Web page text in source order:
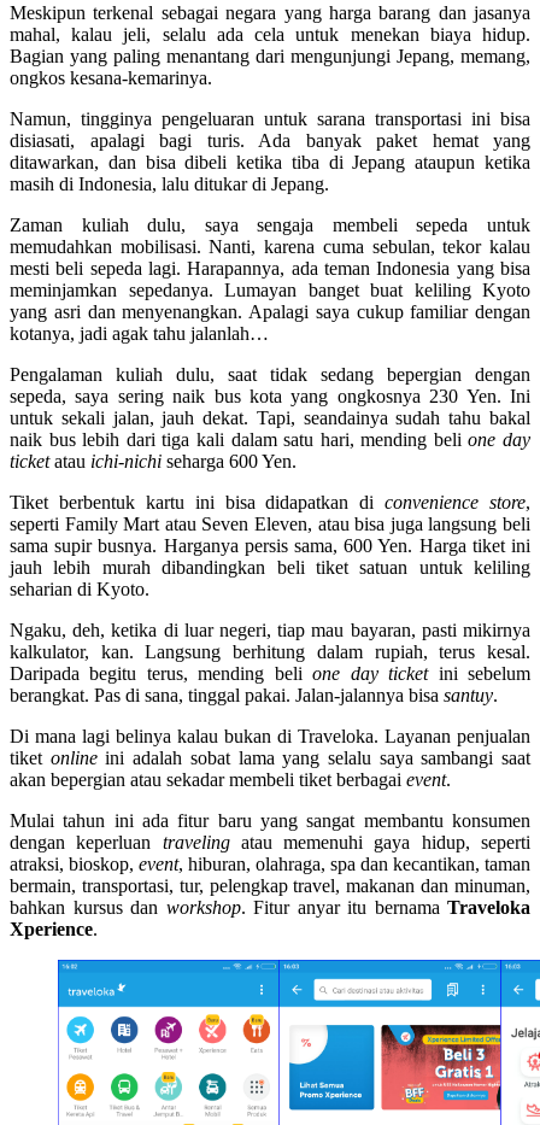
Meskipun terkenal sebagai negara yang harga barang dan jasanya
mahal, kalau jeli, selalu ada cela untuk menekan biaya hidup.
Bagian yang paling menantang dari mengunjungi Jepang, memang,
ongkos kesana-kemarinya.
Namun, tingginya pengeluaran untuk sarana transportasi ini bisa
disiasati, apalagi bagi turis. Ada banyak paket hemat yang
ditawarkan, dan bisa dibeli ketika tiba di Jepang ataupun ketika
masih di Indonesia, lalu ditukar di Jepang.
Zaman kuliah dulu, saya sengaja membeli sepeda untuk
memudahkan mobilisasi. Nanti, karena cuma sebulan, tekor kalau
mesti beli sepeda lagi. Harapannya, ada teman Indonesia yang bisa
meminjamkan sepedanya. Lumayan banget buat keliling Kyoto
yang asri dan menyenangkan. Apalagi saya cukup familiar dengan
kotanya, jadi agak tahu jalanlah…
Pengalaman kuliah dulu, saat tidak sedang bepergian dengan
sepeda, saya sering naik bus kota yang ongkosnya 230 Yen. Ini
untuk sekali jalan, jauh dekat. Tapi, seandainya sudah tahu bakal
naik bus lebih dari tiga kali dalam satu hari, mending belione day
ticketatau ichi-nichi seharga 600 Yen.
Tiket berbentuk kartu ini bisa didapatkan diconvenience store,
seperti Family Mart atau Seven Eleven, atau bisa juga langsung beli
sama supir busnya. Harganya persis sama, 600 Yen. Harga tiket ini
jauh lebih murah dibandingkan beli tiket satuan untuk keliling
seharian di Kyoto.
Ngaku, deh, ketika di luar negeri, tiap mau bayaran, pasti mikirnya
kalkulator, kan. Langsung berhitung dalam rupiah, terus kesal.
Daripada begitu terus, mending belione day ticketini sebelum
berangkat. Pas di sana, tinggal pakai. Jalan-jalannya bisa santuy.
Di mana lagi belinya kalau bukan di Traveloka. Layanan penjualan
tiket onlineini adalah sobat lama yang selalu saya sambangi saat
akan bepergian atau sekadar membeli tiket berbagai event.
Mulai tahun ini ada fitur baru yang sangat membantu konsumen
dengan keperluan travelingatau memenuhi gaya hidup, seperti
atraksi, bioskop, event, hiburan, olahraga, spa dan kecantikan, taman
bermain, transportasi, tur, pelengkap travel, makanan dan minuman,
bahkan kursus dan workshop. Fitur anyar itu bernama Traveloka
Xperience.